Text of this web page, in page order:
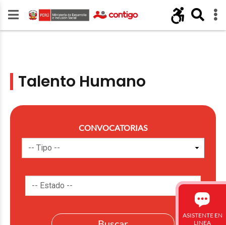
Talento Humano
CONVOCATORIAS
ASISTENTE EN
LINEA